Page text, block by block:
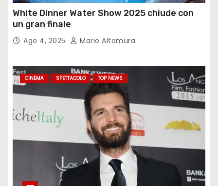
White Dinner Water Show 2025 chiude con
un gran finale
Ago 4, 2025 Mario Altomura
CINEMA SPETTACOLO TOP NEWS